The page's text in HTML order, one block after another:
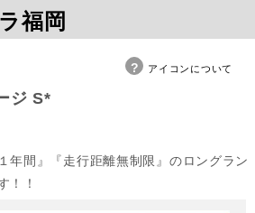
福岡
アイコンについて
ジ S*
間』『走行距離無制限』のロングラン
！！